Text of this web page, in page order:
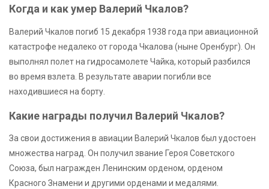
Когда и как умер Валерий Чкалов?
Валерий Чкалов погиб 15 декабря 1938 года при авиационной
катастрофе недалеко от города Чкалова (ныне Оренбург). Он
выполнял полет на гидросамолете Чайка, который разбился
во время взлета. В результате аварии погибли все
находившиеся на борту.
Какие награды получил Валерий Чкалов?
За свои достижения в авиации Валерий Чкалов был удостоен
множества наград. Он получил звание Героя Советского
Союза, был награжден Ленинским орденом, орденом
Красного Знамени и другими орденами и медалями.